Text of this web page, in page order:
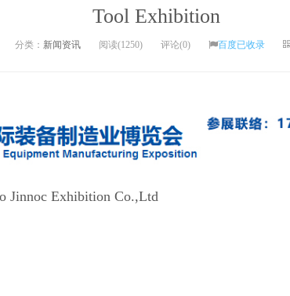
Tool Exhibition
分类： 新闻资讯 阅读(1250) 评论(0) 百度已收录
Exhibition Co.,Ltd